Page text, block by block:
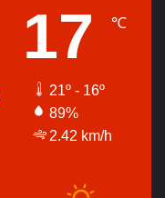
17 ℃
21º - 16º
89%
2.42 km/h